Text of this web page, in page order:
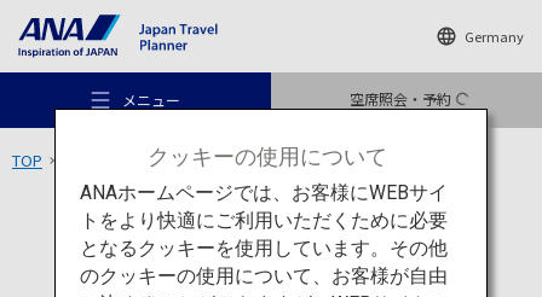
Germany
メニュー 空席照会・予約
TOP 北海道エリア 摩周湖
アクティビティ 北海道
クッキーの使用について
ANAホームページでは、お客様にWEBサイ
トをより快適にご利用いただくために必要
となるクッキーを使用しています。その他
のクッキーの使用について、お客様が自由